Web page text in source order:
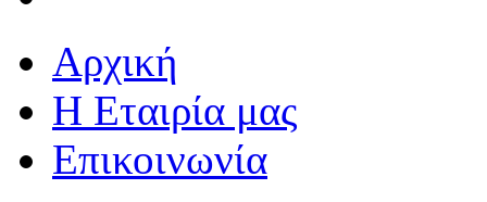
Αρχική
Η Εταιρία μας
Επικοινωνία